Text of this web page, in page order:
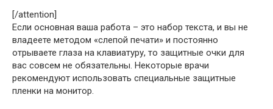
[/attention]
Если основная ваша работа – это набор текста, и вы не
владеете методом «слепой печати» и постоянно
отрываете глаза на клавиатуру, то защитные очки для
вас совсем не обязательны. Некоторые врачи
рекомендуют использовать специальные защитные
пленки на монитор.